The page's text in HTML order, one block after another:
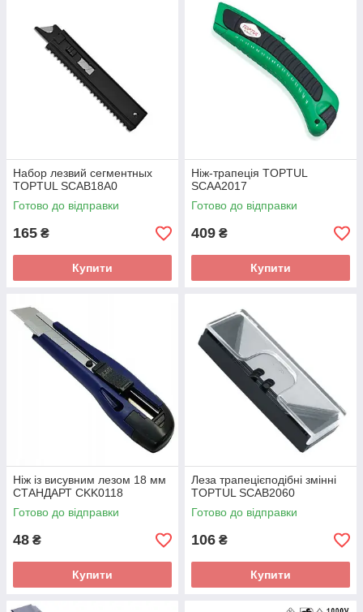
Набор лезвий сегментных
TOPTUL SCAB18A0
Готово до відправки
165 ₴
Купити
Ніж-трапеція TOPTUL
SCAA2017
Готово до відправки
409 ₴
Купити
Ніж із висувним лезом 18 мм
СТАНДАРТ CKK0118
Готово до відправки
48 ₴
Купити
Леза трапецієподібні змінні
TOPTUL SCAB2060
Готово до відправки
106 ₴
Купити